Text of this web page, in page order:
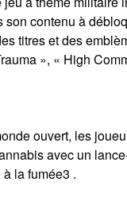
son contenu à
titres et des
», « High
ouvert, les
avec un
la fumée3 .